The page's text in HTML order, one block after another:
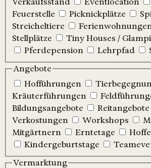
Feuerstelle
Picknickplätze
Streicheltiere
Stellplätze
Tiny Houses /
Pferdepension
Lehrpfad
Angebote
Hofführungen
Kräuterführungen
Bildungsangebote
Reitangebote
Verkostungen
Workshops
Mitgärtnern
Erntetage
Kindergeburtstage
Vermarktung